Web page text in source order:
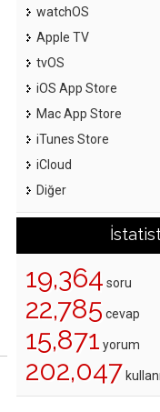
watchOS
Apple TV
tvOS
iOS App Store
Mac App Store
iTunes Store
iCloud
Diğer
19,364 soru
22,785 cevap
15,871 yorum
202,047